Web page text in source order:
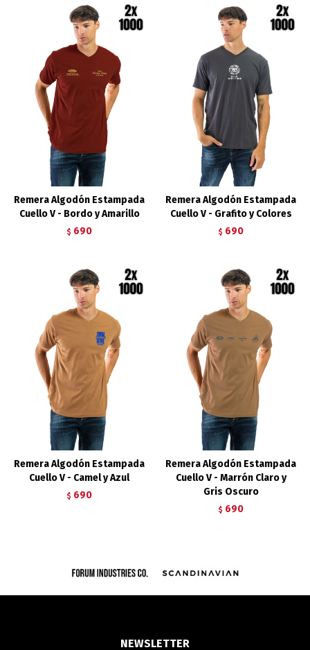
Remera Algodón Estampada
Cuello V - Bordo y Amarillo
$ 690
Remera Algodón Estampada
Cuello V - Grafito y Colores
$ 690
Remera Algodón Estampada
Cuello V - Camel y Azul
$ 690
Remera Algodón Estampada
Cuello V - Marrón Claro y
Gris Oscuro
$ 690
NEWSLETTER